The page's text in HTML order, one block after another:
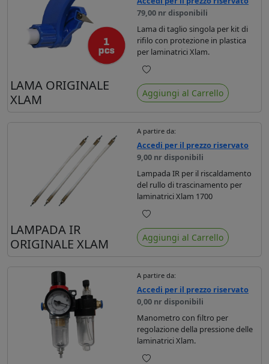
LAMA ORIGINALE
XLAM
79,00 nr disponibili
Lama di taglio singola per kit di
rifilo con protezione in plastica
per laminatrici Xlam.
Preferiti
Aggiungi al Carrello
LAMPADA IR
ORIGINALE XLAM
A partire da:
Accedi per il prezzo riservato
9,00 nr disponibili
Lampada IR per il riscaldamento
del rullo di trascinamento per
laminatrici Xlam 1700
Preferiti
Aggiungi al Carrello
A partire da:
Accedi per il prezzo riservato
0,00 nr disponibili
Manometro con filtro per
regolazione della pressione delle
laminatrici Xlam.